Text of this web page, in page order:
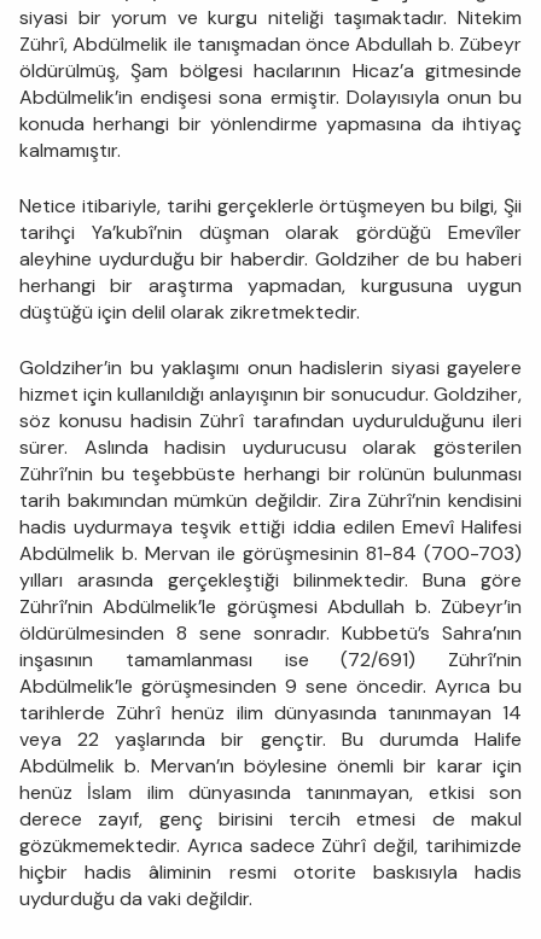
siyasi bir yorum ve kurgu niteliği taşımaktadır. Nitekim
Zührî, Abdülmelik ile tanışmadan önce Abdullah b. Zübeyr
öldürülmüş, Şam bölgesi hacılarının Hicaz’a gitmesinde
Abdülmelik’in endişesi sona ermiştir. Dolayısıyla onun bu
konuda herhangi bir yönlendirme yapmasına da ihtiyaç
kalmamıştır.
Netice itibariyle, tarihi gerçeklerle örtüşmeyen bu bilgi, Şii
tarihçi Ya’kubî’nin düşman olarak gördüğü Emevîler
aleyhine uydurduğu bir haberdir. Goldziher de bu haberi
herhangi bir araştırma yapmadan, kurgusuna uygun
düştüğü için delil olarak zikretmektedir.
Goldziher’in bu yaklaşımı onun hadislerin siyasi gayelere
hizmet için kullanıldığı anlayışının bir sonucudur. Goldziher,
söz konusu hadisin Zührî tarafından uydurulduğunu ileri
sürer. Aslında hadisin uydurucusu olarak gösterilen
Zührî’nin bu teşebbüste herhangi bir rolünün bulunması
tarih bakımından mümkün değildir. Zira Zührî’nin kendisini
hadis uydurmaya teşvik ettiği iddia edilen Emevî Halifesi
Abdülmelik b. Mervan ile görüşmesinin 81-84 (700-703)
yılları arasında gerçekleştiği bilinmektedir. Buna göre
Zührî’nin Abdülmelik’le görüşmesi Abdullah b. Zübeyr’in
öldürülmesinden 8 sene sonradır. Kubbetü’s Sahra’nın
inşasının tamamlanması ise (72/691) Zührî’nin
Abdülmelik’le görüşmesinden 9 sene öncedir. Ayrıca bu
tarihlerde Zührî henüz ilim dünyasında tanınmayan 14
veya 22 yaşlarında bir gençtir. Bu durumda Halife
Abdülmelik b. Mervan’ın böylesine önemli bir karar için
henüz İslam ilim dünyasında tanınmayan, etkisi son
derece zayıf, genç birisini tercih etmesi de makul
gözükmemektedir. Ayrıca sadece Zührî değil, tarihimizde
hiçbir hadis âliminin resmi otorite baskısıyla hadis
uydurduğu da vaki değildir.